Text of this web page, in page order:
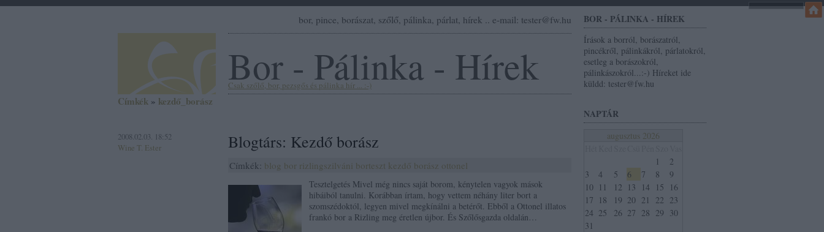
BOR - PÁLINKA - HÍREK
Írások a borról, borászatról,
pincékről, pálinkákról, párlatokról,
esetleg a borászokról,
pálinkászokról...:-) Híreket ide
küldd: tester@fw.hu
NAPTÁR
augusztus 2026
1
2
3
4 5 6 7 8
9
10 11 12 13 14 15
16
17
18 19 20 21 22 23
24 25 26 27 28 29 30
31
bor, pince, borászat, szőlő, pálinka, párlat, hírek .. e-mail: tester@fw.hu
Bor - Pálinka - Hírek
Csak szőlő, bor, pezsgős és pálinka hír ... :-)
Címkék » kezdő_borász
2008.02.03. 18:52
Wine T. Ester
Blogtárs: Kezdő borász
Címkék: blog bor rizlingszilváni borteszt kezdő borász ottonel
Tesztelgetés Mivel még nincs saját borom, kénytelen vagyok mások
hibáiból tanulni. Korábban írtam, hogy vettem néhány liter bort a
szomszédoktól, legyen mivel megkínálni a betérőt. Ebből a Ottonel illatos
frankó bor a Rizling meg éretlen újbor. És Szőlősgazda oldalán…